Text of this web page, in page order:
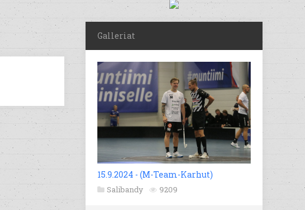
Galleriat
15.9.2024 - (M-Team-Karhut)
Salibandy 9209